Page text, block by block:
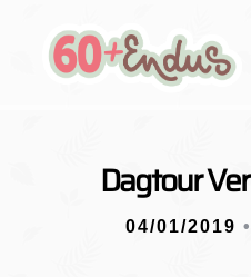
Dagtour
04/01/2019 •